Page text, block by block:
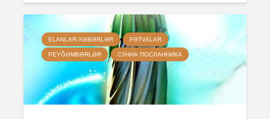
ELANLAR-XƏBƏRLƏR FƏTVALAR
PEYĞƏMBƏRLƏR СУННА ПОСЛАННИКА